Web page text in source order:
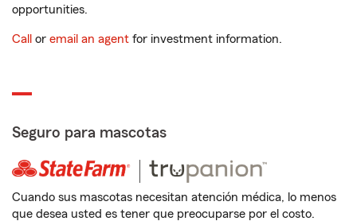
opportunities.
Call or email an agent for investment information.
Seguro para mascotas
Cuando sus mascotas necesitan atención médica, lo menos
que desea usted es tener que preocuparse por el costo.